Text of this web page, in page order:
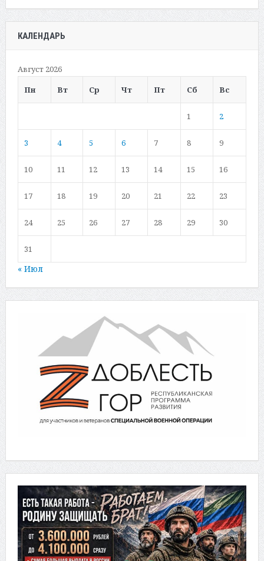
КАЛЕНДАРЬ
Август 2026
Пн
Вт Ср Чт Пт Сб Вс
1 2
3 4 5 6 7 8 9
10 11 12 13 14 15 16
17 18 19 20 21 22 23
24 25 26 27 28 29 30
31
« Июл